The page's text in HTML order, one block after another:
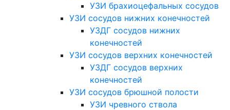
УЗИ брахиоцефальных сосудов
УЗИ сосудов нижних конечностей
УЗДГ сосудов нижних
конечностей
УЗИ сосудов верхних конечностей
УЗДГ сосудов верхних
конечностей
УЗИ сосудов брюшной полости
УЗИ чревного ствола